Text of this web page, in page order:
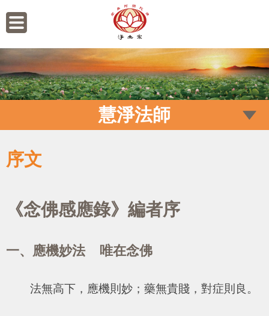
慧淨法師
序文
《念佛感應錄》編者序
一、應機妙法 唯在念佛
法無高下，應機則妙；藥無貴賤，對症則良。